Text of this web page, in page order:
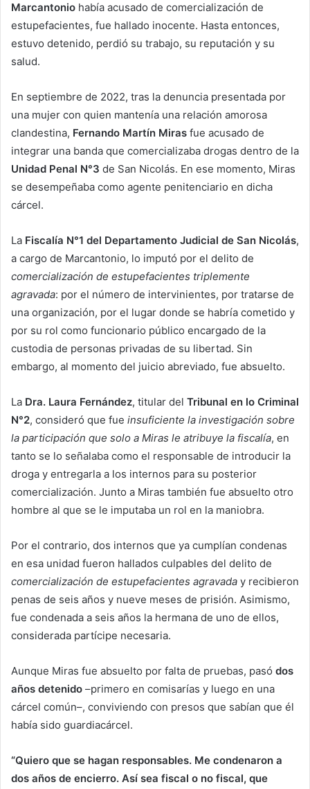
Marcantonio había acusado de comercialización de
estupefacientes, fue hallado inocente. Hasta entonces,
estuvo detenido, perdió su trabajo, su reputación y su
salud.
En septiembre de 2022, tras la denuncia presentada por
una mujer con quien mantenía una relación amorosa
clandestina, Fernando Martín Miras fue acusado de
integrar una banda que comercializaba drogas dentro de la
Unidad Penal N°3 de San Nicolás. En ese momento, Miras
se desempeñaba como agente penitenciario en dicha
cárcel.
La Fiscalía N°1 del Departamento Judicial de San Nicolás,
a cargo de Marcantonio, lo imputó por el delito de
comercialización de estupefacientes triplemente
agravada: por el número de intervinientes, por tratarse de
una organización, por el lugar donde se habría cometido y
por su rol como funcionario público encargado de la
custodia de personas privadas de su libertad. Sin
embargo, al momento del juicio abreviado, fue absuelto.
La Dra. Laura Fernández, titular del Tribunal en lo Criminal
N°2, consideró que fue insuficiente la investigación sobre
la participación que solo a Miras le atribuye la fiscalía, en
tanto se lo señalaba como el responsable de introducir la
droga y entregarla a los internos para su posterior
comercialización. Junto a Miras también fue absuelto otro
hombre al que se le imputaba un rol en la maniobra.
Por el contrario, dos internos que ya cumplían condenas
en esa unidad fueron hallados culpables del delito de
comercialización de estupefacientes agravada y recibieron
penas de seis años y nueve meses de prisión. Asimismo,
fue condenada a seis años la hermana de uno de ellos,
considerada partícipe necesaria.
Aunque Miras fue absuelto por falta de pruebas, pasó dos
años detenido –primero en comisarías y luego en una
cárcel común–, conviviendo con presos que sabían que él
había sido guardiacárcel.
“Quiero que se hagan responsables. Me condenaron a
dos años de encierro. Así sea fiscal o no fiscal, que